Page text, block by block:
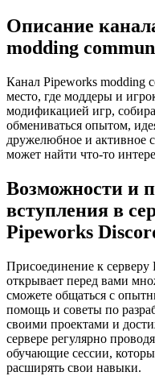
Описание
modding
Канал Pipeworks modding
место, где моддеры и
модификацией игр,
обмениваться опытом,
дружелюбное и активное
может найти что-то
Возможности и
вступления в
Pipeworks
Присоединение к серверу
открывает перед вами
сможете общаться с
помощь и советы по
своими проектами и
сервере регулярно
обучающие сессии,
расширять свои навыки.